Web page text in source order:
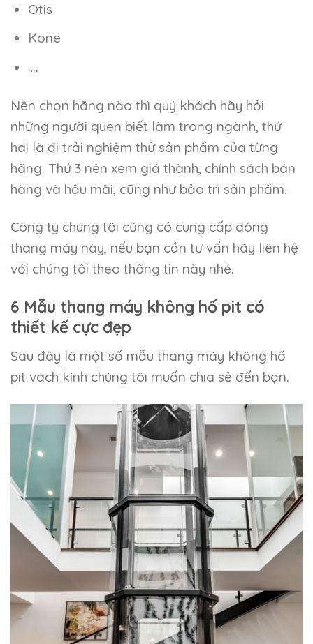
Otis
Kone
….
Nên chọn hãng nào thì quý khách hãy hỏi
những người quen biết làm trong ngành, thứ
hai là đi trải nghiệm thử sản phẩm của từng
hãng. Thứ 3 nên xem giá thành, chính sách bán
hàng và hậu mãi, cũng như bảo trì sản phẩm.
Công ty chúng tôi cũng có cung cấp dòng
thang máy này, nếu bạn cần tư vấn hãy liên hệ
với chúng tôi theo thông tin này nhé.
6 Mẫu thang máy không hố pit có
thiết kế cực đẹp
Sau đây là một số mẫu thang máy không hố
pit vách kính chúng tôi muốn chia sẻ đến bạn.